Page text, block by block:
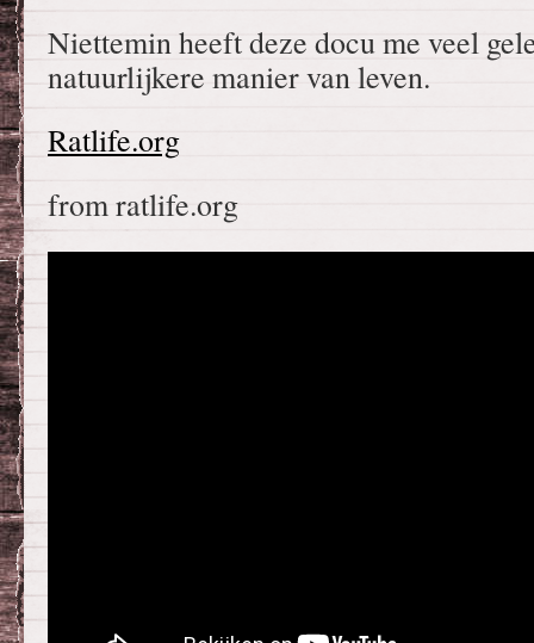
Niettemin heeft deze docu me veel
natuurlijkere manier van leven.
Ratlife.org
from ratlife.org